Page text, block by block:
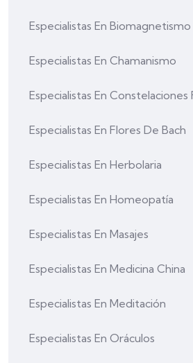
Especialistas En Biomagnetismo
Especialistas En Chamanismo
Especialistas En Constelaciones
Especialistas En Flores De Bach
Especialistas En Herbolaria
Especialistas En Homeopatía
Especialistas En Masajes
Especialistas En Medicina China
Especialistas En Meditación
Especialistas En Oráculos